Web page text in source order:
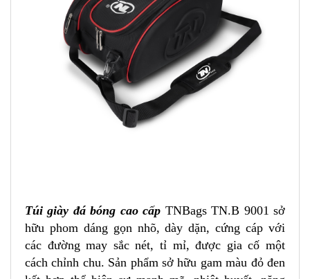
Túi giày đá bóng cao cấp TNBags TN.B 9001 sở
hữu phom dáng gọn nhõ, dày dặn, cứng cáp với
các đường may sắc nét, tỉ mỉ, được gia cố một
cách chỉnh chu. Sản phẩm sở hữu gam màu đỏ đen